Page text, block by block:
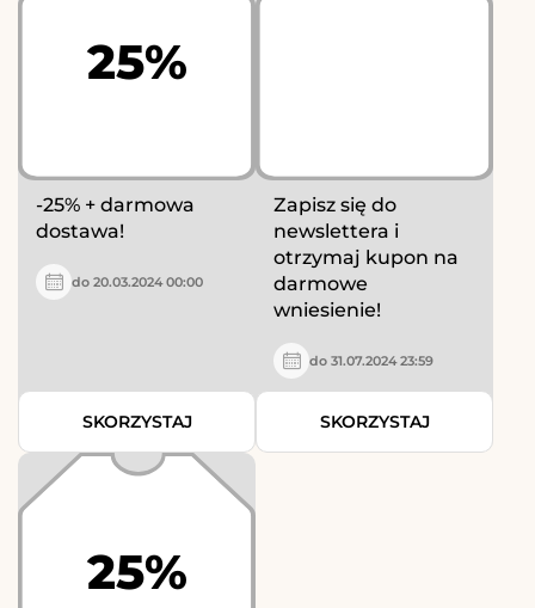
25%
-25% + darmowa
dostawa!
do 20.03.2024 00:00
SKORZYSTAJ
Zapisz się do
newslettera i
otrzymaj kupon na
darmowe
wniesienie!
do 31.07.2024 23:59
SKORZYSTAJ
25%